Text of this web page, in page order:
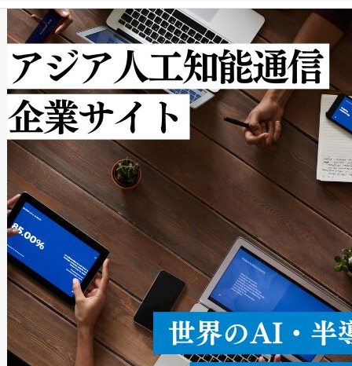
クルの各段階のデータを監視
[…]
で向上し、最大検知距離は
ットだけで最大1キロメート
ルの変電所周囲を監視でき、
作業と点群処理を簡素化でき
Avia 2は、2種類のFOVオプシ
× 80°のノーマルモード、長
ードを切り替えて使用するこ
ることなく、単一のデバイス
うにします。遠距離まで届く
密度なスキャ […]